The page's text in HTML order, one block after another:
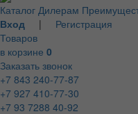
Каталог Дилерам
Вход | Регистрация
Товаров
в корзине 0
Заказать звонок
+7 843 240-77-87
+7 927 410-77-30
+7 93 7288 40-92